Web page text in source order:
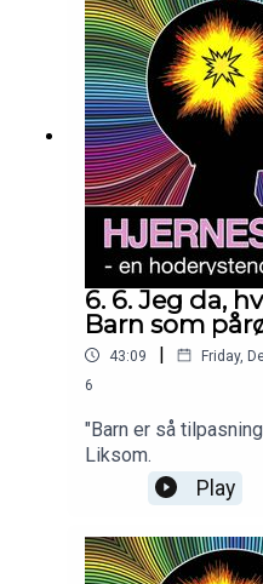
6. 6. Jeg da,
Barn som
43:09 | Friday,
6
"Barn er så
Liksom.
Play